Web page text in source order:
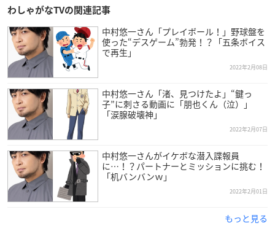
わしゃがなTVの関連記事
中村悠一さん「プレイボール！」野球盤を
使った“デスゲーム”勃発！？「五条ボイス
で再生」
2022年2月08日
中村悠一さん「渚、見つけたよ」“鍵っ
子”に刺さる動画に「朋也くん（泣）」
「涙腺破壊神」
2022年2月07日
中村悠一さんがイケボな潜入諜報員
に…！？パートナーとミッションに挑む！
「机バンバンｗ」
2022年2月01日
もっと見る